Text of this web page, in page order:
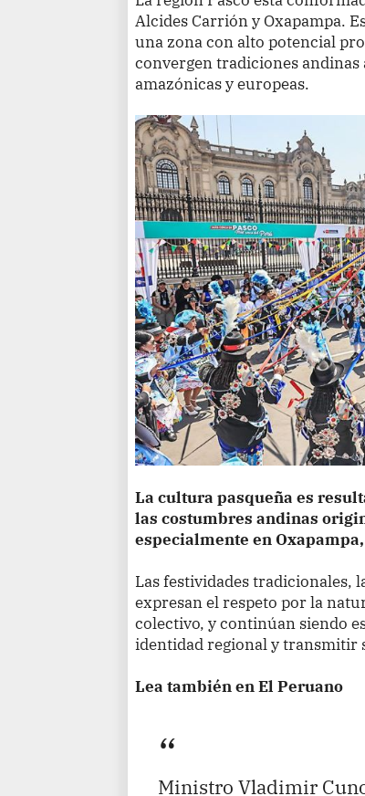
Alcides Carrión y Oxapampa.
una zona con alto potencial
convergen tradiciones
amazónicas y europeas.
La cultura pasqueña es
las costumbres andinas
especialmente en
Las festividades tradicionales,
expresan el respeto por la
colectivo, y continúan siendo
identidad regional y transmitir
Lea también en El Peruano
Ministro Vladimir